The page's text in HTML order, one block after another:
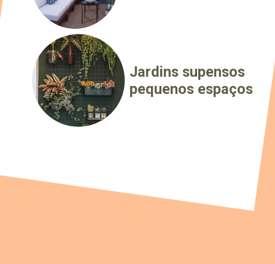
Jardins supensos
pequenos espaços